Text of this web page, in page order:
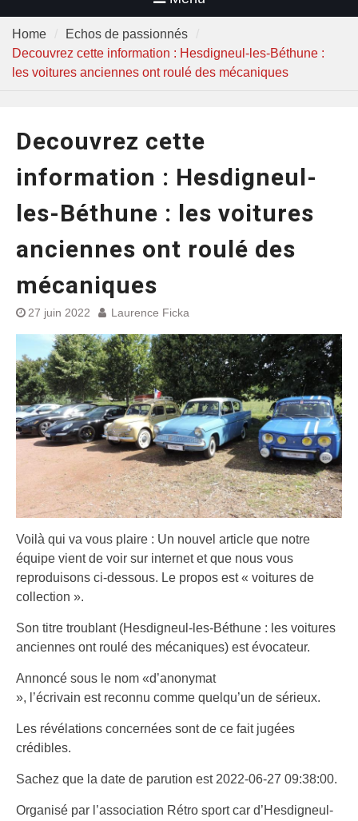
Home
Echos de passionnés
Decouvrez cette information : Hesdigneul-les-Béthune :
les voitures anciennes ont roulé des mécaniques
Decouvrez cette
information : Hesdigneul-
les-Béthune : les voitures
anciennes ont roulé des
mécaniques
27 juin 2022 Laurence Ficka
Voilà qui va vous plaire : Un nouvel article que notre
équipe vient de voir sur internet et que nous vous
reproduisons ci-dessous. Le propos est « voitures de
collection ».
Son titre troublant (Hesdigneul-les-Béthune : les voitures
anciennes ont roulé des mécaniques) est évocateur.
Annoncé sous le nom «d’anonymat
», l’écrivain est reconnu comme quelqu’un de sérieux.
Les révélations concernées sont de ce fait jugées
crédibles.
Sachez que la date de parution est 2022-06-27 09:38:00.
Organisé par l’association Rétro sport car d’Hesdigneul-